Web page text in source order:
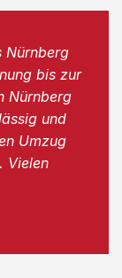
Nürnberg
bis zur
Nürnberg
und
Umzug
Vielen